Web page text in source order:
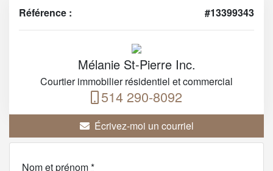
Référence : #13399343
Mélanie St-Pierre Inc.
Courtier immobilier résidentiel et commercial
514 290-8092
Écrivez-moi un courriel
Nom et prénom*